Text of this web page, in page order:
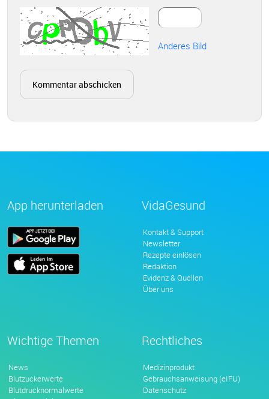
Anderes Bild
App herunterladen VidaGesund
Kontakt & Support
Newsletter
Rezepte einlösen
Redaktion
Evidenz & Quellen
Über uns
Wichtige Themen
News
Blutzuckerwerte
Blutdrucknormalwerte
Rechtliches
Medizinprodukt
Gebrauchsanweisung (eIFU)
Datenschutz